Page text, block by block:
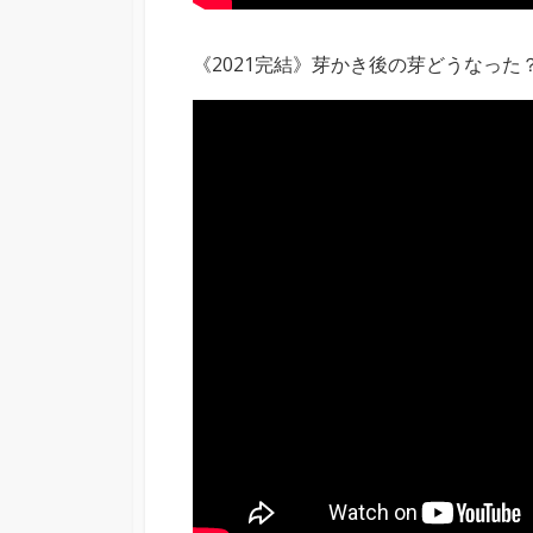
《2021完結》芽かき後の芽どうなった